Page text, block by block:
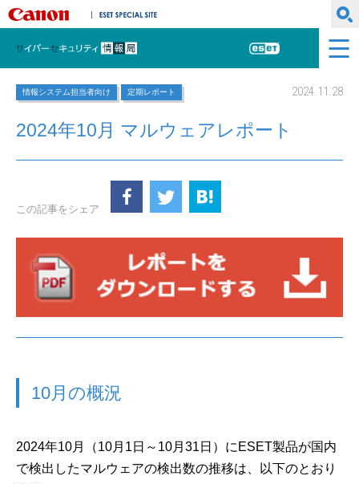
キヤノンマーケティングジャパン株式会社
サイバーセキュリティ情報局
ESET
情報システム担当者向け 定期レポート 2024.11.28
2024年10月 マルウェアレポート
この記事をシェア
10月の概況
2024年10月（10月1日～10月31日）にESET製品が国内
で検出したマルウェアの検出数の推移は、以下のとおり